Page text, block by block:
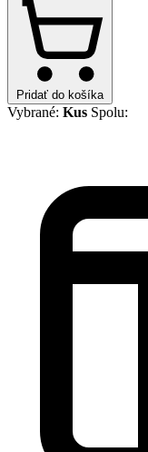
Pridať do košíka
Vybrané: Kus Spolu: